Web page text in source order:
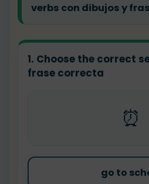
verbs con dibujos y
1. Choose the correct
frase correcta
⏰
go to